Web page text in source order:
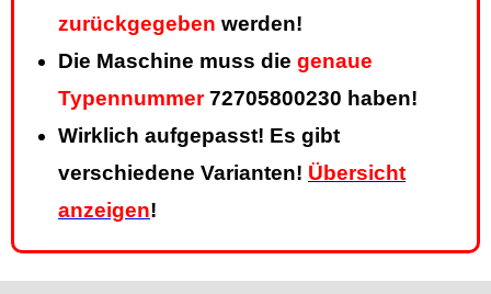
zurückgegeben werden!
Die Maschine muss die genaue
Typennummer72705800230 haben!
Wirklich aufgepasst! Es gibt
verschiedene Varianten! Übersicht
anzeigen!